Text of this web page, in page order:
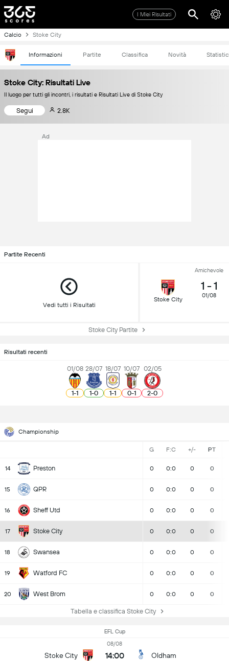
I Miei Risultati
Calcio Stoke City
Informazioni Partite Classifica Novità
Stoke City: Risultati Live
Il luogo per tutti gli incontri, i risultati e Risultati Live di Stoke City
Segui 2.8K
Ad
Partite Recenti
Vedi tutti i Risultati
Amichevole
Stoke City
1 - 1
01/08
Stoke City Partite
Risultati recenti
01/08
1-1
28/07
1-0
18/07
1-1
10/07
0-1
02/05
2-0
Championship
G F:C +/- PT
14 Preston 0 0:0 0 0
15 QPR 0 0:0 0 0
16 Sheff Utd 0 0:0 0 0
17 Stoke City 0 0:0 0 0
18 Swansea 0 0:0 0 0
19 Watford FC 0 0:0 0 0
20 West Brom 0 0:0 0 0
Tabella e classifica Stoke City
EFL Cup
Stoke City
08/08
14:00 Oldham